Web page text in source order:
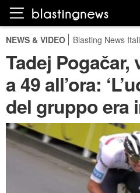
NEWS & VIDEO Blasting News
Tadej Pogačar,
a 49 all’ora:
del gruppo era